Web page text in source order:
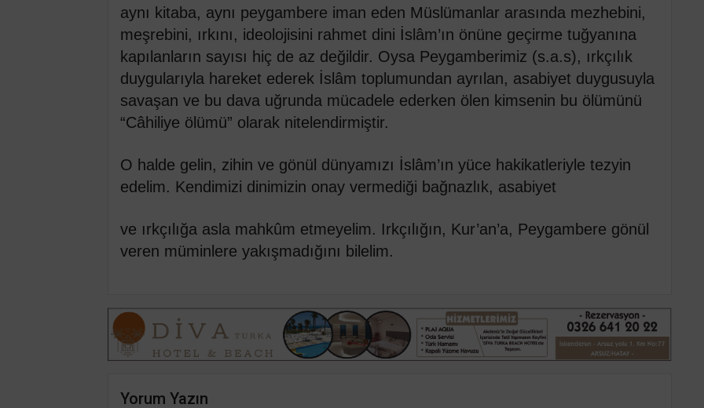
aynı kitaba, aynı peygambere iman eden Müslümanlar arasında mezhebini,
meşrebini, ırkını, ideolojisini rahmet dini İslâm’ın önüne geçirme tuğyanına
kapılanların sayısı hiç de az değildir. Oysa Peygamberimiz (s.a.s), ırkçılık
duygularıyla hareket ederek İslâm toplumundan ayrılan, asabiyet duygusuyla
savaşan ve bu dava uğrunda mücadele ederken ölen kimsenin bu ölümünü
“Câhiliye ölümü” olarak nitelendirmiştir.
O halde gelin, zihin ve gönül dünyamızı İslâm’ın yüce hakikatleriyle tezyin
edelim. Kendimizi dinimizin onay vermediği bağnazlık, asabiyet
ve ırkçılığa asla mahkûm etmeyelim. Irkçılığın, Kur’an’a, Peygambere gönül
veren müminlere yakışmadığını bilelim.
Yorum Yazın